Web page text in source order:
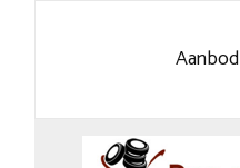
Aanbod